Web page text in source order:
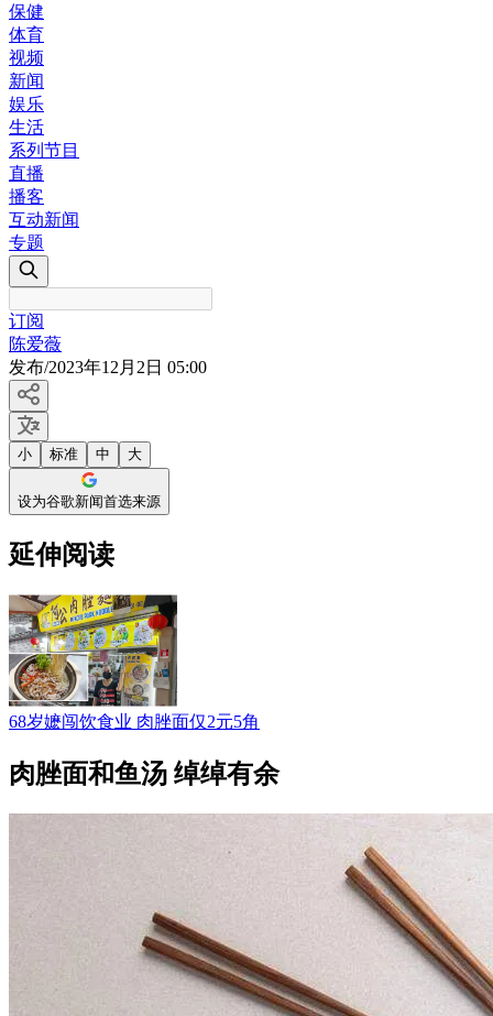
保健
体育
视频
新闻
娱乐
生活
系列节目
直播
播客
互动新闻
专题
订阅
陈爱薇
发布/2023年12月2日 05:00
小 标准 中 大
设为谷歌新闻首选来源
延伸阅读
68岁嬷闯饮食业 肉脞面仅2元5角
肉脞面和鱼汤 绰绰有余